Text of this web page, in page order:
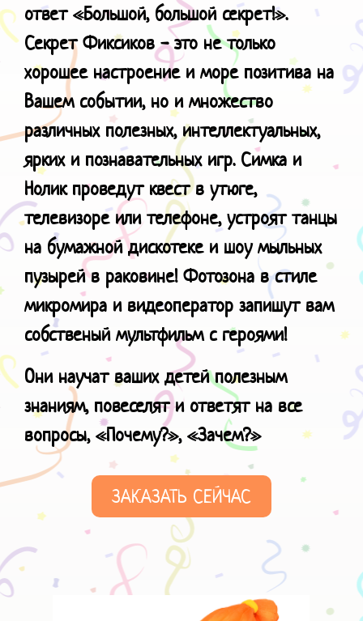
ответ «Большой, большой секрет!».
Секрет Фиксиков - это не только
хорошее настроение и море позитива на
Вашем событии, но и множество
различных полезных, интеллектуальных,
ярких и познавательных игр. Симка и
Нолик проведут квест в утюге,
телевизоре или телефоне, устроят танцы
на бумажной дискотеке и шоу мыльных
пузырей в раковине! Фотозона в стиле
микромира и видеоператор запишут вам
собственый мультфильм с героями!
Они научат ваших детей полезным
знаниям, повеселят и ответят на все
вопросы, «Почему?», «Зачем?»
ЗАКАЗАТЬ СЕЙЧАС